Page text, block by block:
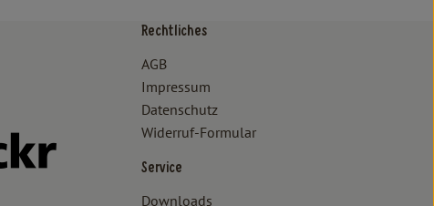
www.bioland.de/verbraucher
www.oekokiste.de/
www.facebook.com/lammertzhof/
https://www.instagram.com/lammertzhof/
zu https://www.youtube.com/channel/
Externer Link zu https://www.flickr.com/photos/
Rechtliches
AGB
Impressum
Datenschutz
Widerruf-Formular
Service
Downloads